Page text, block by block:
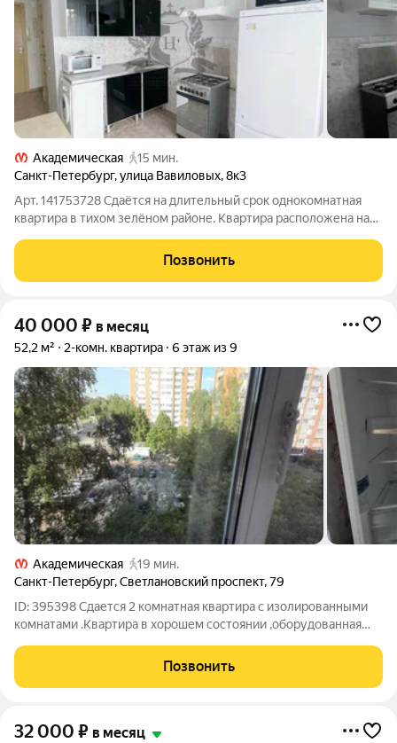
Академическая
15 мин.
Санкт-Петербург,улица Вавиловых,8к3
Арт. 141753728 Сдаётся на длительный срок однокомнатная
квартира в тихом зелёном районе. Квартира расположена на
проживания: холодильник, микроволновая печь, чайник. два
стола, стул табурет, плита,
Позвонить
40 000 ₽ в месяц
52,2 м² 2-комн. квартира 6 этаж из 9
Академическая
19 мин.
Санкт-Петербург,Светлановский проспект,79
ID: 395398 Сдается 2 комнатная квартира с изолированными
комнатами .Квартира в хорошем состоянии ,оборудованная
транспортная доступность до трех станций метро .Для
прогулок рядом имеется парк
Позвонить
32 000 ₽ в месяц